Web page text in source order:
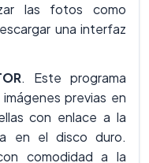
las fotos como
una interfaz
. Este programa
previas en
con enlace a la
en el disco duro.
comodidad a la